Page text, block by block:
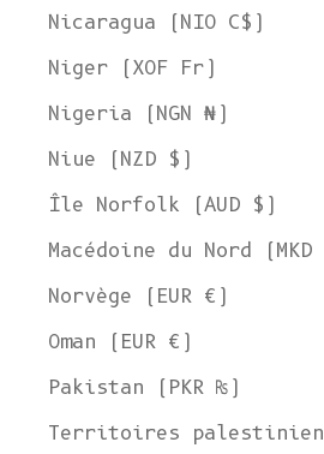
Nicaragua (NIO C$)
Niger (XOF Fr)
Nigeria (NGN ₦)
Niue (NZD $)
Île Norfolk (AUD $)
Macédoine du Nord (MKD
Norvège (EUR €)
Oman (EUR €)
Pakistan (PKR ₨)
Territoires
Devise